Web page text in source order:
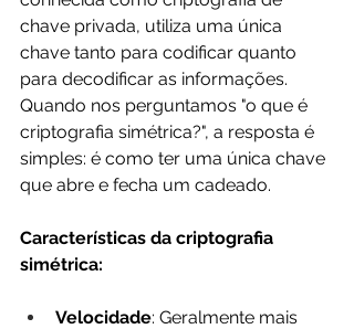
chave privada, utiliza uma única
chave tanto para codificar quanto
para decodificar as informações.
Quando nos perguntamos "o que é
criptografia simétrica?", a resposta é
simples: é como ter uma única chave
que abre e fecha um cadeado.
Características da criptografia
simétrica:
Velocidade: Geralmente mais